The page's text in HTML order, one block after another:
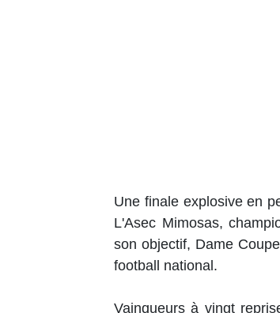
Une finale explosive en
L'Asec Mimosas,
son objectif, Dame
football national.
Vainqueurs à vingt